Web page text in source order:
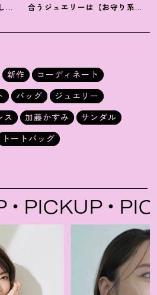
い
合うジュエリーは【お守り系
旬顔に！
新作
コーディネート
バッグ
ジュエリー
ス 加藤かすみ
サンダル
トートバッグ